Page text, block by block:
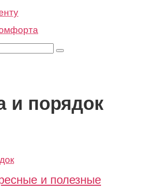
и порядок
и полезные